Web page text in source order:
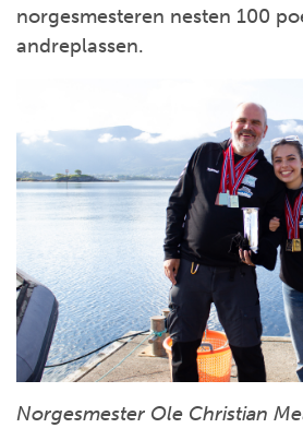
norgesmesteren nesten 100
andreplassen.
Norgesmester Ole Christian